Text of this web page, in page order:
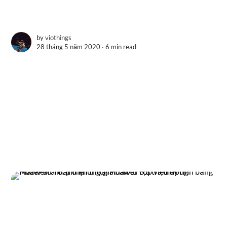
byviothings
28 tháng 5 năm 2020 ∙6 min read